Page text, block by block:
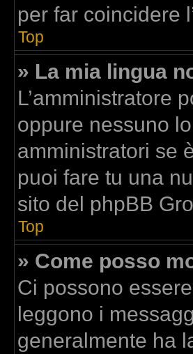
per far coincidere
Top
» La mia lingua
L’amministratore
oppure nessuno
amministratori se
puoi fare tu una
sito del phpBB
Top
» Come posso
Ci possono
leggono i
generalmente ha